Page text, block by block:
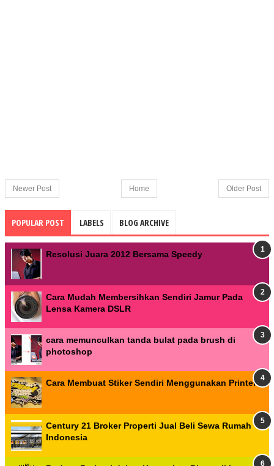
Newer Post Older Post
Home
POPULAR POST LABELS BLOG ARCHIVE
Resolusi Juara 2012 Bersama Speedy
Cara Mudah Membersihkan Sendiri Jamur Pada
Lensa Kamera DSLR
cara memunculkan tanda bulat pada brush di
photoshop
Cara Membuat Stiker Sendiri Menggunakan Printer
Century 21 Broker Properti Jual Beli Sewa Rumah
Indonesia